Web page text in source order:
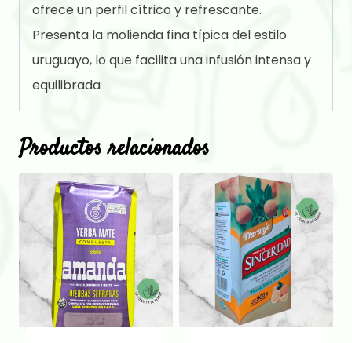
ofrece un perfil cítrico y refrescante.
Presenta la molienda fina típica del estilo
uruguayo, lo que facilita una infusión intensa y
equilibrada
Productos relacionados